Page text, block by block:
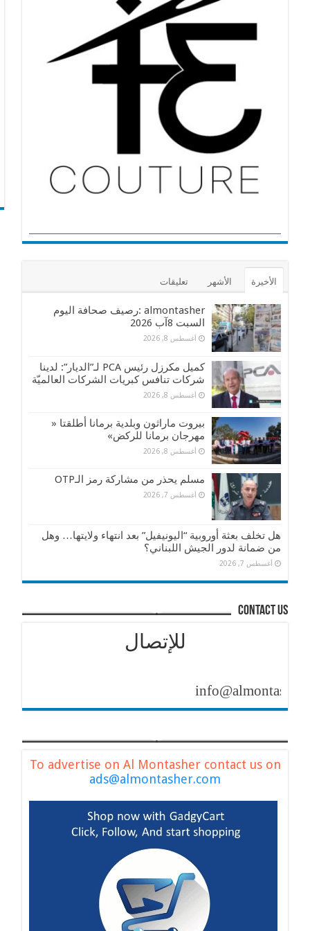
الأخيرة الأشهر تعليقات
almontasher :رصيف صحافة اليوم
السبت 8آب 2026
أغسطس 8, 2026
كميل مكرزل رئيس PCA لـ”الديار”: لدينا
شركات تنافس كبريات الشركات العالميّة
أغسطس 8, 2026
بيروت ماراثون وبلدية برمانا أطلقتا «
مهرجان برمانا للركض»
أغسطس 8, 2026
مسلم يحذر من مشاركة رمز الـOTP
أغسطس 7, 2026
هل تخلف بعثة أوروبية “اليونيفيل” بعد انتهاء ولايتها… وهل
من ضمانة لدور الجيش اللبناني؟
أغسطس 7, 2026
contact us
للإتصال
info@almontasher.com
To advertise on Al Montasher contact us on
ads@almontasher.com